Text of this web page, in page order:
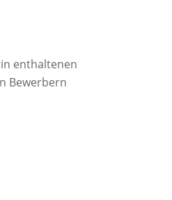
enthaltenen
Bewerbern